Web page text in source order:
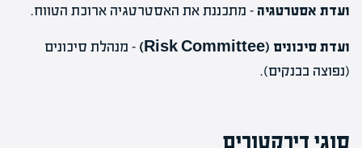
ועדת אסטרטגיה – מתכננת את האסטרטגיה ארוכת הטווח.
ועדת סיכונים (Risk Committee)
– מנהלת סיכונים
(נפוצה בבנקים).
סוגי דירקטורים